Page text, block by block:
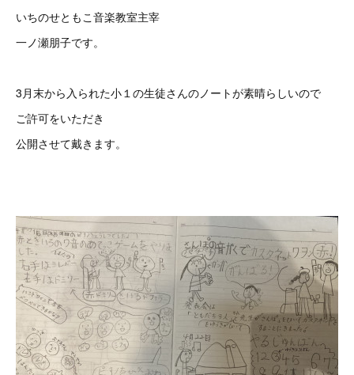
いちのせともこ音楽教室主宰
一ノ瀬朋子です。
3月末から入られた小１の生徒さんのノートが素晴らしいので
ご許可をいただき
公開させて戴きます。